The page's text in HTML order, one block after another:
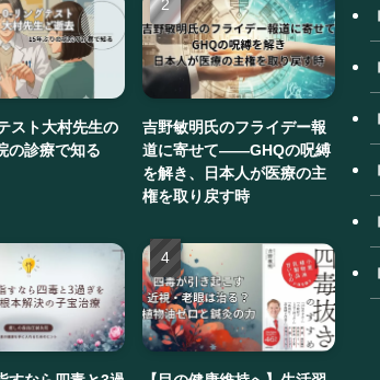
スト大村先生の
の診療で知る
吉野敏明氏のフライデー報
道に寄せて——GHQの呪縛
を解き、日本人が医療の主
権を取り戻す時